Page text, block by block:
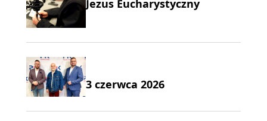
Jezus Eucharystyczny
3 czerwca 2026